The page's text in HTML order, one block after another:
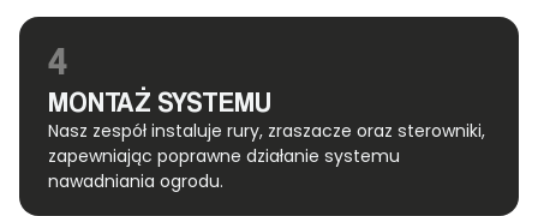
4
MONTAŻ SYSTEMU
Nasz zespół instaluje rury, zraszacze oraz sterowniki,
zapewniając poprawne działanie systemu
nawadniania ogrodu.